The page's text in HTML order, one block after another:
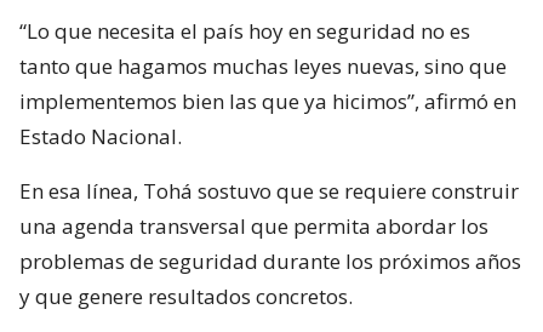
“Lo que necesita el país hoy en seguridad no es
tanto que hagamos muchas leyes nuevas, sino que
implementemos bien las que ya hicimos”, afirmó en
Estado Nacional.
En esa línea, Tohá sostuvo que se requiere construir
una agenda transversal que permita abordar los
problemas de seguridad durante los próximos años
y que genere resultados concretos.